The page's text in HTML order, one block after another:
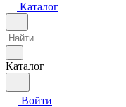
Каталог
Каталог
Войти